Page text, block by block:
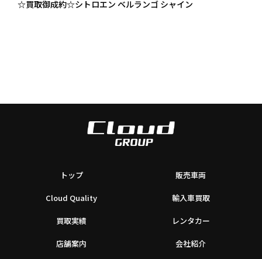
☆買取御成約☆シトロエン ベルランゴ シャイン
トップ 販売車両
Cloud Quality 輸入車買取
買取実績 レンタカー
店舗案内 会社紹介